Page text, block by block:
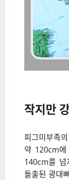
작지만
피그미부족
약 120cm에
140cm를 넘
돌출된 광대